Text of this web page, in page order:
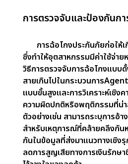
ขึ้นและเสนอนโยบายส่วนบุค
รถยนต์ที่ต่ำกว่าตามรูปแบบ
แนวทางส่วนบุคคลนี้ช่วยให้มั่
ยุติธรรมและเกี่ยวข้องมากขึ้
การดำเนินการเรียกร้
ประมวลผลการเรียกร้องเ
ต้องใช้ความพยายามด้วยตน
ทำให้เกิดความล่าช้าAgentic